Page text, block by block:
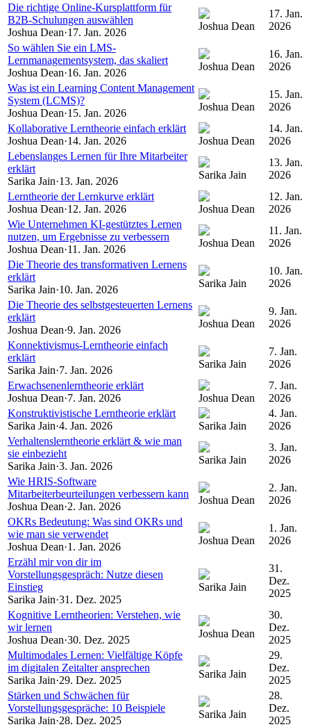
Die richtige Online-Kursplattform für
B2B-Schulungen auswählen
Joshua Dean·17. Jan. 2026
Joshua Dean
17. Jan.
2026
So wählen Sie ein LMS-
Lernmanagementsystem, das skaliert
Joshua Dean·16. Jan. 2026
Joshua Dean
16. Jan.
2026
Was ist ein Learning Content Management
System (LCMS)?
Joshua Dean·15. Jan. 2026
Joshua Dean
15. Jan.
2026
Kollaborative Lerntheorie einfach erklärt
Joshua Dean·14. Jan. 2026 Joshua Dean
14. Jan.
2026
Lebenslanges Lernen für Ihre Mitarbeiter
erklärt
Sarika Jain·13. Jan. 2026
Sarika Jain
13. Jan.
2026
Lerntheorie der Lernkurve erklärt
Joshua Dean·12. Jan. 2026 Joshua Dean
12. Jan.
2026
Wie Unternehmen KI-gestütztes Lernen
nutzen, um Ergebnisse zu verbessern
Joshua Dean·11. Jan. 2026
Joshua Dean
11. Jan.
2026
Die Theorie des transformativen Lernens
erklärt
Sarika Jain·10. Jan. 2026
Sarika Jain
10. Jan.
2026
Die Theorie des selbstgesteuerten Lernens
erklärt
Joshua Dean·9. Jan. 2026
Joshua Dean
9. Jan.
2026
Konnektivismus-Lerntheorie einfach
erklärt
Sarika Jain·7. Jan. 2026
Sarika Jain
7. Jan.
2026
Erwachsenenlerntheorie erklärt
Joshua Dean·7. Jan. 2026 Joshua Dean
7. Jan.
2026
Konstruktivistische Lerntheorie erklärt
Sarika Jain·4. Jan. 2026 Sarika Jain
4. Jan.
2026
Verhaltenslerntheorie erklärt & wie man
sie einbezieht
Sarika Jain·3. Jan. 2026
Sarika Jain
3. Jan.
2026
Wie HRIS-Software
Mitarbeiterbeurteilungen verbessern kann
Joshua Dean·2. Jan. 2026
Joshua Dean
2. Jan.
2026
OKRs Bedeutung: Was sind OKRs und
wie man sie verwendet
Joshua Dean·1. Jan. 2026
Joshua Dean
1. Jan.
2026
Erzähl mir von dir im
Vorstellungsgespräch: Nutze diesen
Einstieg
Sarika Jain·31. Dez. 2025
Sarika Jain
31.
Dez.
2025
Kognitive Lerntheorien: Verstehen, wie
wir lernen
Joshua Dean·30. Dez. 2025
Joshua Dean
30.
Dez.
2025
Multimodales Lernen: Vielfältige Köpfe
im digitalen Zeitalter ansprechen
Sarika Jain·29. Dez. 2025
Sarika Jain
29.
Dez.
2025
Stärken und Schwächen für
Vorstellungsgespräche: 10 Beispiele
Sarika Jain·28. Dez. 2025
Sarika Jain
28.
Dez.
2025